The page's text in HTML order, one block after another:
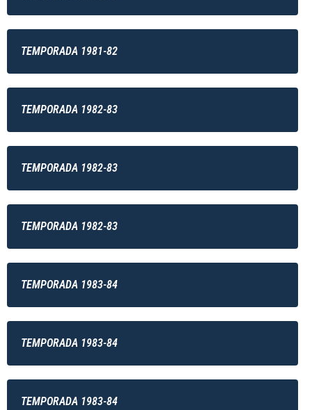
TEMPORADA 1981-82
TEMPORADA 1982-83
TEMPORADA 1982-83
TEMPORADA 1982-83
TEMPORADA 1983-84
TEMPORADA 1983-84
TEMPORADA 1983-84